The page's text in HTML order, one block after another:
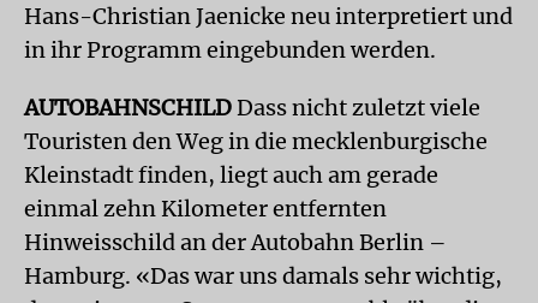
Hans-Christian Jaenicke neu interpretiert und
in ihr Programm eingebunden werden.
AUTOBAHNSCHILDDass nicht zuletzt viele
Touristen den Weg in die mecklenburgische
Kleinstadt finden, liegt auch am gerade
einmal zehn Kilometer entfernten
Hinweisschild an der Autobahn Berlin –
Hamburg. «Das war uns damals sehr wichtig,